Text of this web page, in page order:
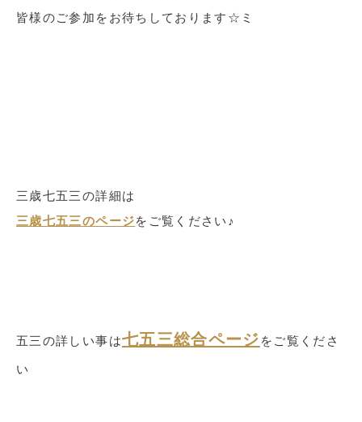
皆様のご参加をお待ちしております☆ミ
三歳七五三の詳細は
三歳七五三のページをご覧ください♪
五三の詳しい事は七五三総合ページ をご覧くださ
い